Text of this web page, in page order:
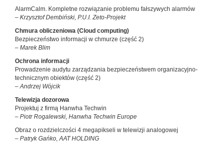
AlarmCalm. Kompletne rozwiązanie problemu fałszywych alarmów
– Krzysztof Dembiński, P.U.I. Zeto-Projekt
Chmura obliczeniowa (Cloud computing)
Bezpieczeństwo informacji w chmurze (część 2)
– Marek Blim
Ochrona informacji
Prowadzenie audytu zarządzania bezpieczeństwem organizacyjno-
technicznym obiektów (część 2)
–Andrzej Wójcik
Telewizja dozorowa
Projektuj z firmą Hanwha Techwin
– Piotr Rogalewski, Hanwha Techwin Europe
Obraz o rozdzielczości 4 megapikseli w telewizji analogowej
– Patryk Gańko, AAT HOLDING